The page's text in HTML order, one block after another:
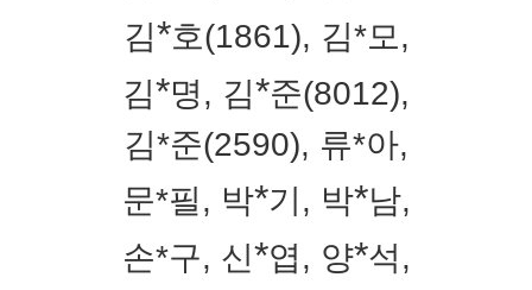
김*호(1861), 김*모,
김*명, 김*준(8012),
김*준(2590), 류*아,
문*필, 박*기, 박*남,
손*구, 신*엽, 양*석,